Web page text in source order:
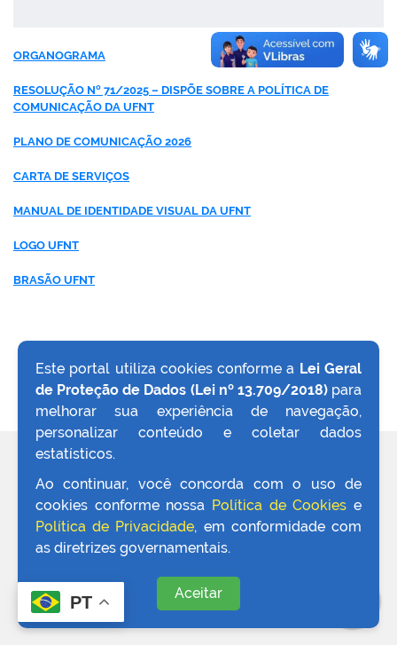
ORGANOGRAMA
RESOLUÇÃO Nº 71/2025 – DISPÕE SOBRE A POLÍTICA DE
COMUNICAÇÃO DA UFNT
PLANO DE COMUNICAÇÃO 2026
CARTA DE SERVIÇOS
MANUAL DE IDENTIDADE VISUAL DA UFNT
LOGO UFNT
BRASÃO UFNT
VOLTAR AO TOPO
Este portal utiliza cookies conforme a Lei Geral
de Proteção de Dados (Lei nº 13.709/2018)para
melhorar sua experiência de navegação,
personalizar conteúdo e coletar dados
estatísticos.
Ao continuar, você concorda com o uso de
cookies conforme nossa Política de Cookies e
Política de Privacidade, em conformidade com
as diretrizes governamentais.
Aceitar
PT